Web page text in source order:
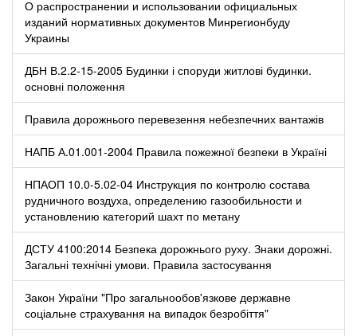
О распространении и использовании официальных
изданий нормативных документов Минрегионбуду
Украины
ДБН В.2.2-15-2005 Будинки і споруди житлові будинки.
основні положення
Правила дорожнього перевезення небезпечних вантажів
НАПБ А.01.001-2004 Правила пожежної безпеки в Україні
НПАОП 10.0-5.02-04 Инструкция по контролю состава
рудничного воздуха, определению газообильности и
установлению категорий шахт по метану
ДСТУ 4100:2014 Безпека дорожнього руху. Знаки дорожні.
Загальні технічні умови. Правила застосування
Закон України "Про загальнообов'язкове державне
соціальне страхування на випадок безробіття"